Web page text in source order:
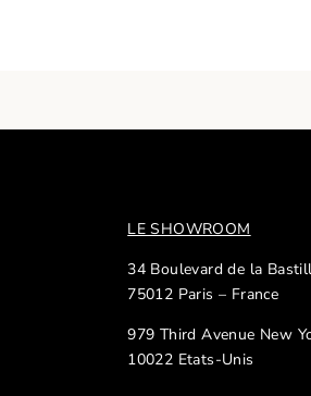
LE SHOWROOM
34 Boulevard de la
75012 Paris – France
979 Third Avenue New
10022 Etats-Unis